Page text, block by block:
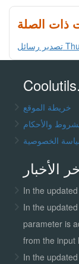
ذات الصلة
خريطة الموقع
والأحكام
الخصوصية
الأخبار
In the updated
In the updated
parameter is
from the input
In the updated